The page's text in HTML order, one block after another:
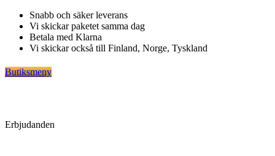
Hoppa
innehåll
Snabb och säker leverans
Vi skickar paketet samma dag
Betala med Klarna
Vi skickar också till Finland, Norge, Tyskland
Butiksmeny
Erbjudanden